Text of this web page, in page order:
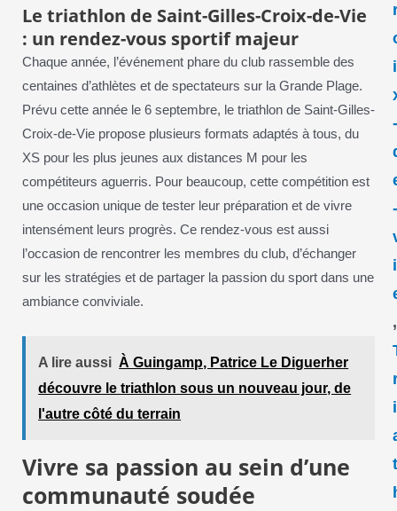
Le triathlon de Saint-Gilles-Croix-de-Vie
: un rendez-vous sportif majeur
Chaque année, l’événement phare du club rassemble des
centaines d’athlètes et de spectateurs sur la Grande Plage.
Prévu cette année le 6 septembre, le triathlon de Saint-Gilles-
Croix-de-Vie propose plusieurs formats adaptés à tous, du
XS pour les plus jeunes aux distances M pour les
compétiteurs aguerris. Pour beaucoup, cette compétition est
une occasion unique de tester leur préparation et de vivre
intensément leurs progrès. Ce rendez-vous est aussi
l’occasion de rencontrer les membres du club, d’échanger
sur les stratégies et de partager la passion du sport dans une
ambiance conviviale.
A lire aussi À Guingamp, Patrice Le Diguerher
découvre le triathlon sous un nouveau jour, de
l'autre côté du terrain
Vivre sa passion au sein d’une
communauté soudée
i
i
,
i